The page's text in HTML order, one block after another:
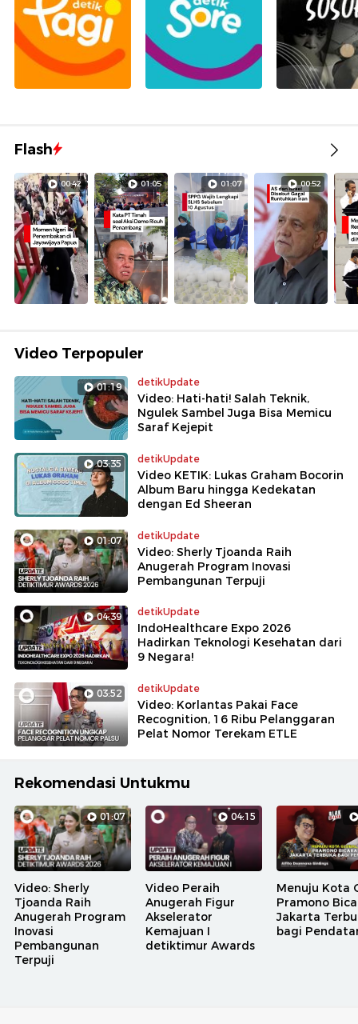
Flash
00:42 01:05 01:07 00:52
Video Terpopuler
01:19 detikUpdate
Video: Hati-hati! Salah Teknik,
Ngulek Sambel Juga Bisa Memicu
Saraf Kejepit
03:35 detikUpdate
Video KETIK: Lukas Graham Bocorin
Album Baru hingga Kedekatan
dengan Ed Sheeran
01:07 detikUpdate
Video: Sherly Tjoanda Raih
Anugerah Program Inovasi
Pembangunan Terpuji
04:39 detikUpdate
IndoHealthcare Expo 2026
Hadirkan Teknologi Kesehatan dari
9 Negara!
03:52 detikUpdate
Video: Korlantas Pakai Face
Recognition, 16 Ribu Pelanggaran
Pelat Nomor Terekam ETLE
Rekomendasi Untukmu
01:07
Video: Sherly
Tjoanda Raih
Anugerah Program
Inovasi
Pembangunan
Terpuji
04:15
Video Peraih
Anugerah Figur
Akselerator
Kemajuan I
detiktimur Awards
Menuju Kota
Pramono
Jakarta
bagi